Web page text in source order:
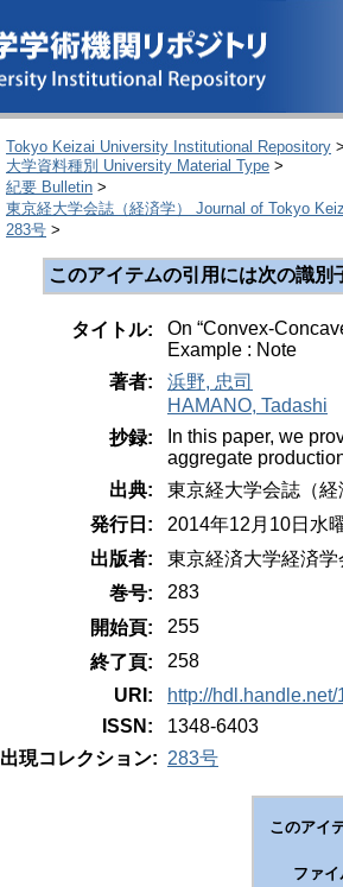
Tokyo Keizai University Institutional Repository
大学資料種別 University Material Type >
紀要 Bulletin >
東京経大学会誌（経済学） Journal of Tokyo
283号 >
このアイテムの引用には次の識
タイトル:
On “Convex-
Example : Note
著者:
浜野, 忠司
HAMANO, Tadashi
抄録:
In this paper, we
aggregate
出典:
東京経大学会誌（
発行日:
2014年12月10日水
出版者:
東京経済大学経済学
巻号:
283
開始頁:
255
終了頁:
258
URI:
http://hdl.handle.net/
ISSN:
1348-6403
出現コレクション: 283号
このアイ
ファイ